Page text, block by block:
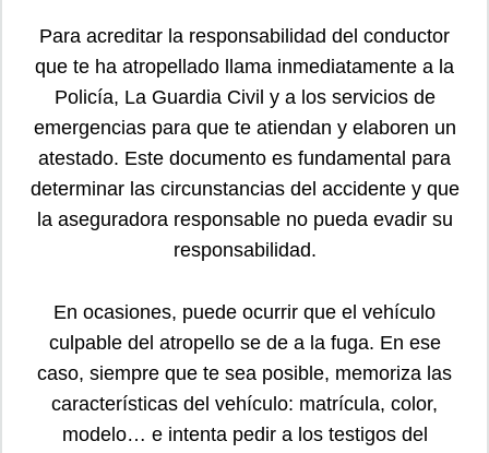
Para acreditar la responsabilidad del conductor
que te ha atropellado llama inmediatamente a la
Policía, La Guardia Civil y a los servicios de
emergencias para que te atiendan y elaboren un
atestado. Este documento es fundamental para
determinar las circunstancias del accidente y que
la aseguradora responsable no pueda evadir su
responsabilidad.
En ocasiones, puede ocurrir que el vehículo
culpable del atropello se de a la fuga. En ese
caso, siempre que te sea posible, memoriza las
características del vehículo: matrícula, color,
modelo… e intenta pedir a los testigos del